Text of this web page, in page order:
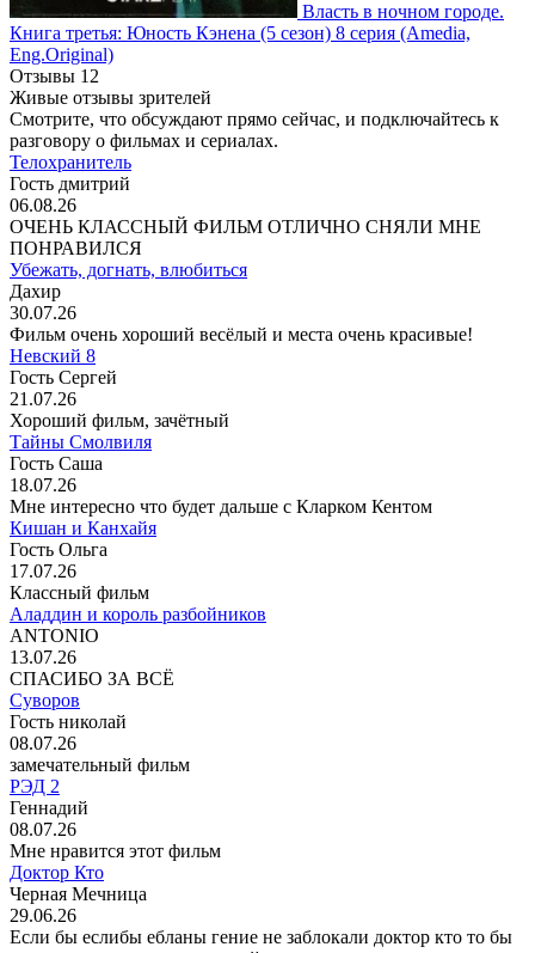
Власть в ночном городе.
Книга третья: Юность Кэнена (5 сезон) 8 серия (Amedia,
Eng.Original)
Отзывы 12
Живые отзывы зрителей
Смотрите, что обсуждают прямо сейчас, и подключайтесь к
разговору о фильмах и сериалах.
Телохранитель
Гость дмитрий
06.08.26
ОЧЕНЬ КЛАССНЫЙ ФИЛЬМ ОТЛИЧНО СНЯЛИ МНЕ
ПОНРАВИЛСЯ
Убежать, догнать, влюбиться
Дахир
30.07.26
Фильм очень хороший весёлый и места очень красивые!
Невский 8
Гость Сергей
21.07.26
Хороший фильм, зачётный
Тайны Смолвиля
Гость Саша
18.07.26
Мне интересно что будет дальше с Кларком Кентом
Кишан и Канхайя
Гость Ольга
17.07.26
Классный фильм
Аладдин и король разбойников
ANTONIO
13.07.26
СПАСИБО ЗА ВСЁ
Суворов
Гость николай
08.07.26
замечательный фильм
РЭД 2
Геннадий
08.07.26
Мне нравится этот фильм
Доктор Кто
Черная Мечница
29.06.26
Если бы еслибы ебланы гение не заблокали доктор кто то бы